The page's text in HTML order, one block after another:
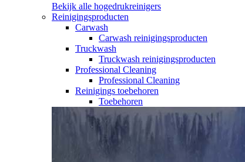
Bekijk alle hogedrukreinigers
Reinigingsproducten
Carwash
Carwash reinigingsproducten
Truckwash
Truckwash reinigingsproducten
Professional Cleaning
Professional Cleaning
Reinigings toebehoren
Toebehoren